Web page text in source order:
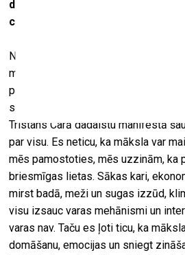
dziedinošas spējas, tad vismaz
cilvēkiem?
Nosaukums nav viennozīmīgs. Mēs
muzeju, ja viņus nomāc šaubas,
pazust, vai arī gluži otrādi – tās
saskatu kaut ko pozitīvu, kaut ko
Tristans Carā dadaistu manifestā
par visu. Es neticu, ka māksla var
mēs pamostoties, mēs uzzinām, ka
briesmīgas lietas. Sākas kari,
mirst badā, meži un sugas izzūd,
visu izsauc varas mehānismi un
varas nav. Taču es ļoti ticu, ka
domāšanu, emocijas un sniegt